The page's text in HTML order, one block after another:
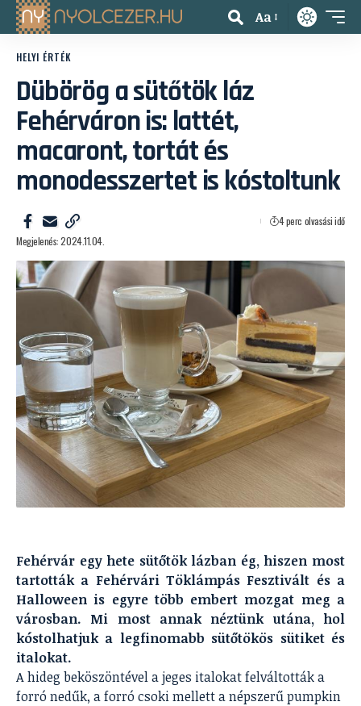
Aa
HELYI ÉRTÉK
Dübörög a sütőtök láz
Fehérváron is: lattét,
macaront, tortát és
monodesszertet is kóstoltunk
Megjelenés: 2024.11.04.
4 perc olvasási idő
Fehérvár egy hete sütőtök lázban ég, hiszen most
tartották a Fehérvári Töklámpás Fesztivált és a
Halloween is egyre több embert mozgat meg a
városban. Mi most annak néztünk utána, hol
kóstolhatjuk a legfinomabb sütőtökös sütiket és
italokat.
A hideg beköszöntével a jeges italokat felváltották a
forró nedűk, a forró csoki mellett a népszerű pumpkin